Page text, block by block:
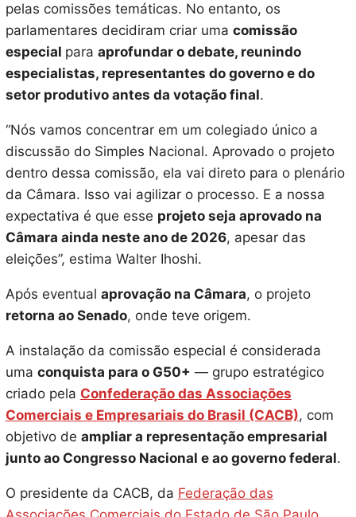
pelas comissões temáticas. No entanto, os
parlamentares decidiram criar uma comissão
especial para aprofundar o debate, reunindo
especialistas, representantes do governo e do
setor produtivo antes da votação final.
“Nós vamos concentrar em um colegiado único a
discussão do Simples Nacional. Aprovado o projeto
dentro dessa comissão, ela vai direto para o plenário
da Câmara. Isso vai agilizar o processo. E a nossa
expectativa é que esse projeto seja aprovado na
Câmara ainda neste ano de 2026, apesar das
eleições”, estima Walter Ihoshi.
Após eventual aprovação na Câmara, o projeto
retorna ao Senado, onde teve origem.
A instalação da comissão especial é considerada
uma conquista para o G50+ — grupo estratégico
criado pela Confederação das Associações
Comerciais e Empresariais do Brasil (CACB), com
objetivo de ampliar a representação empresarial
junto ao Congresso Nacional e ao governo federal.
O presidente da CACB, da Federação das